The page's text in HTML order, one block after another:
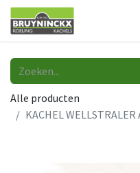
Alle producten
KACHEL